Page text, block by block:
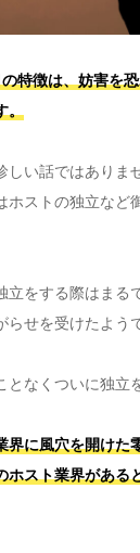
特徴は、妨害を
。
しい話ではありま
ホストの独立など
立をする際はまる
せを受けたよう
なくついに独立
界に風穴を開けた
ホスト業界がある